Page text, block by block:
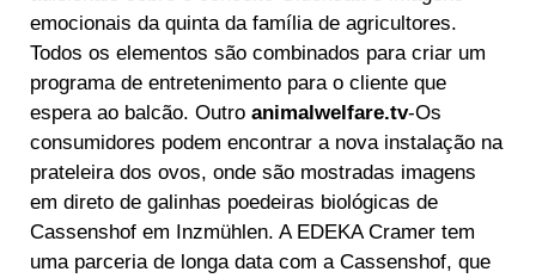
emocionais da quinta da família de agricultores.
Todos os elementos são combinados para criar um
programa de entretenimento para o cliente que
espera ao balcão. Outro animalwelfare.tv-Os
consumidores podem encontrar a nova instalação na
prateleira dos ovos, onde são mostradas imagens
em direto de galinhas poedeiras biológicas de
Cassenshof em Inzmühlen. A EDEKA Cramer tem
uma parceria de longa data com a Cassenshof, que